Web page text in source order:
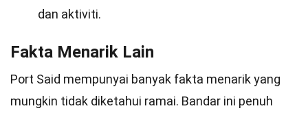
dan aktiviti.
Fakta Menarik Lain
Port Said mempunyai banyak fakta menarik yang
mungkin tidak diketahui ramai. Bandar ini penuh